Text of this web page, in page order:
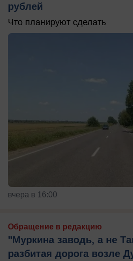
рублей
Что планируют сделать
вчера в 16:00
Обращение в редакцию
"Муркина заводь, а не
разбитая дорога возле